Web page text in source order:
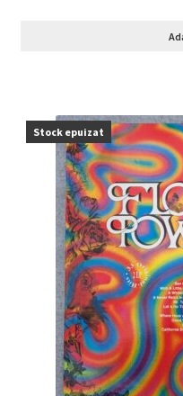
Stock epuizat